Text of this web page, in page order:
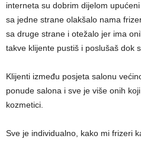
interneta su dobrim dijelom
sa jedne strane olakšalo nama
sa druge strane i otežalo jer ima
takve klijente pustiš i poslušaš dok
Klijenti između posjeta salonu
ponude salona i sve je više onih
kozmetici.
Sve je individualno, kako mi frizeri